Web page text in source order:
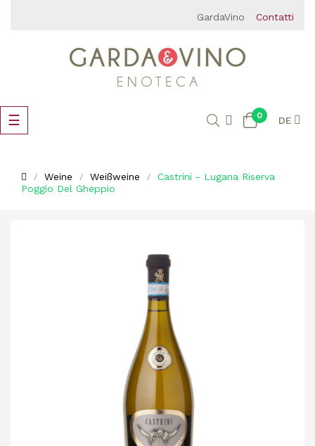
GardaVino Contatti
Umschalten
der
☰ 0 DE
Weine Weißweine
Castrini - Lugana Riserva
Poggio Del Gheppio